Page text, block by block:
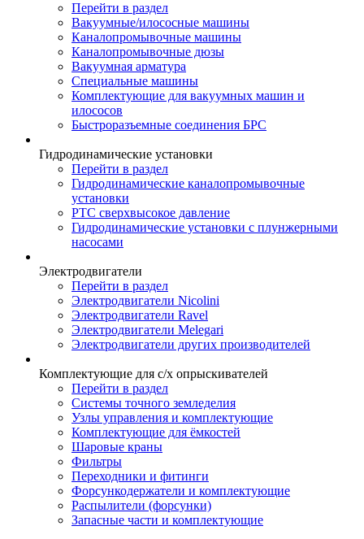
Перейти в раздел
Вакуумные/илососные машины
Каналопромывочные машины
Каналопромывочные дюзы
Вакуумная арматура
Специальные машины
Комплектующие для вакуумных машин и
илососов
Быстроразъемные соединения БРС
Гидродинамические установки
Перейти в раздел
Гидродинамические каналопромывочные
установки
РТС сверхвысокое давление
Гидродинамические установки с плунжерными
насосами
Электродвигатели
Перейти в раздел
Электродвигатели Nicolini
Электродвигатели Ravel
Электродвигатели Melegari
Электродвигатели других производителей
Комплектующие для с/х опрыскивателей
Перейти в раздел
Системы точного земледелия
Узлы управления и комплектующие
Комплектующие для ёмкостей
Шаровые краны
Фильтры
Переходники и фитинги
Форсункодержатели и комплектующие
Распылители (форсунки)
Запасные части и комплектующие